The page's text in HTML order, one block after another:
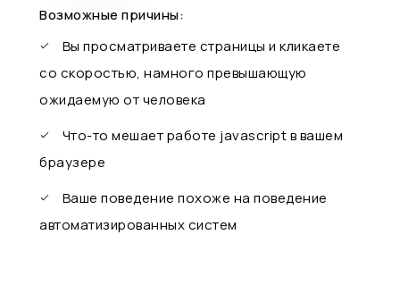
Возможные причины:
Вы просматриваете страницы и кликаете
со скоростью, намного превышающую
ожидаемую от человека
Что-то мешает работе javascript в вашем
браузере
Ваше поведение похоже на поведение
автоматизированных систем